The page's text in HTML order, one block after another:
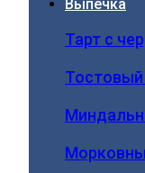
Выпечка
Тарт с
Тостовый